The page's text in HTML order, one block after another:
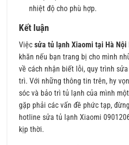
nhiệt độ cho phù hợp.
Kết luận
Việc sửa tủ lạnh Xiaomi tại Hà Nội
khăn nếu bạn trang bị cho mình
về cách nhận biết lỗi, quy trình
trì. Với những thông tin trên, hy
sóc và bảo trì tủ lạnh của mình
gặp phải các vấn đề phức tạp,
hotline sửa tủ lạnh Xiaomi
kịp thời.